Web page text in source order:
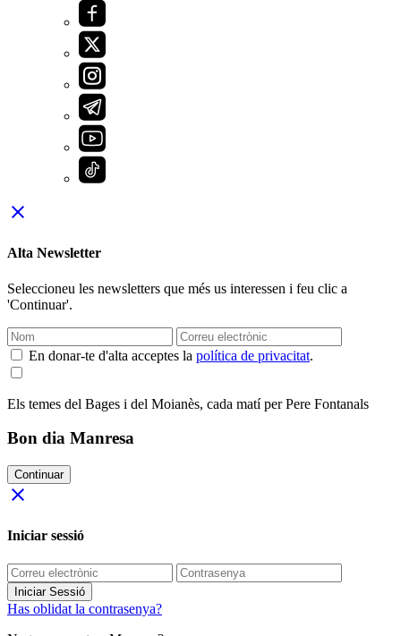
close
Alta Newsletter
Seleccioneu les newsletters que més us interessen i feu clic a
'Continuar'.
En donar-te d'alta acceptes la política de privacitat.
Els temes del Bages i del Moianès, cada matí per Pere Fontanals
Bon dia Manresa
Continuar
close
Iniciar sessió
Iniciar Sessió
Has oblidat la contrasenya?